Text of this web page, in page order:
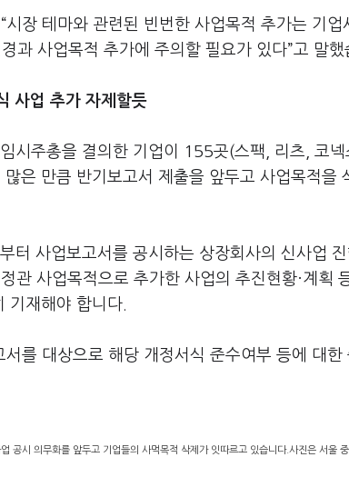
시장 테마와 관련된 빈번한 사업목적 추가는 기
과 사업목적 추가에 주의할 필요가 있다”고 말했
사업 추가 자제할듯
시주총을 결의한 기업이 155곳(스팩, 리츠, 코
은 만큼 반기보고서 제출을 앞두고 사업목적을
터 사업보고서를 공시하는 상장회사의 신사업
관 사업목적으로 추가한 사업의 추진현황·계획
기재해야 합니다.
서를 대상으로 해당 개정서식 준수여부 등에 대
공시 의무화를 앞두고 기업들의 사먹목적 삭제가 잇따르고 있습니다.사진은 서울